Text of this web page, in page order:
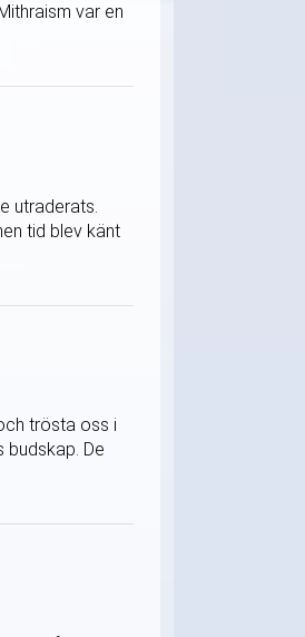
var en
utraderats.
tid blev känt
trösta oss i
budskap. De